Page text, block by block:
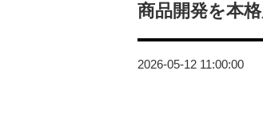
商品開発を本
2026-05-12 11:00:00